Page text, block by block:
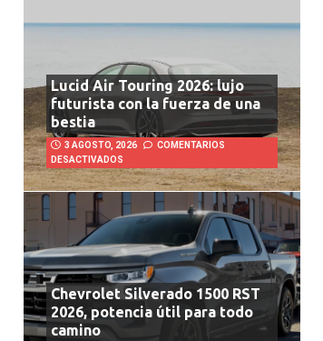
Lucid Air Touring 2026: lujo
futurista con la fuerza de una
bestia
3 AGOSTO, 2026
COMENTARIOS
DESACTIVADOS
Chevrolet Silverado 1500 RST
2026, potencia útil para todo
camino